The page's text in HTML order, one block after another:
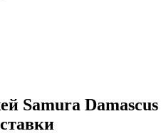
Samura Damascus